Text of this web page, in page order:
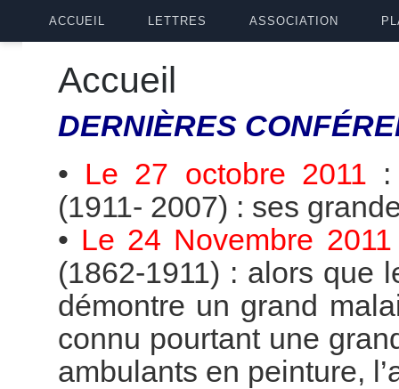
ACCUEIL LETTRES ASSOCIATION
Accueil
DERNIÈRES
• Le 27 octobre 2011
(1911- 2007) : ses
• Le 24 Novembre 2011
(1862-1911) : alors que
démontre un grand
connu pourtant une
ambulants en peinture,